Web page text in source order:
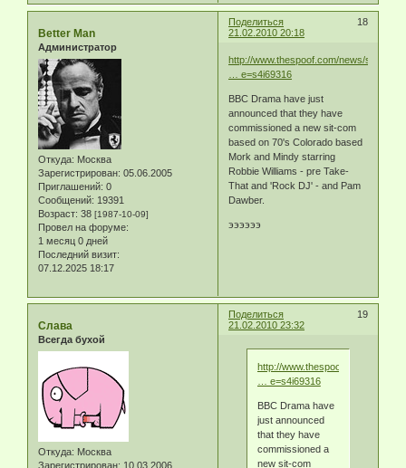
Поделиться
18
21.02.2010 20:18
Better Man
Администратор
Откуда: Москва
Зарегистрирован: 05.06.2005
Приглашений: 0
Сообщений: 19391
Возраст: 38 [1987-10-09]
Провел на форуме:
1 месяц 0 дней
Последний визит:
07.12.2025 18:17
http://www.thespoof.com/news/
… e=s4i69316
BBC Drama have just
announced that they have
commissioned a new sit-com
based on 70's Colorado based
Mork and Mindy starring
Robbie Williams - pre Take-
That and 'Rock DJ' - and Pam
Dawber.
ээээээ
Поделиться
19
21.02.2010 23:32
Слава
Всегда бухой
Откуда: Москва
Зарегистрирован: 10.03.2006
http://www.thespoof.com/news/
… e=s4i69316
BBC Drama have
just announced
that they have
commissioned a
new sit-com